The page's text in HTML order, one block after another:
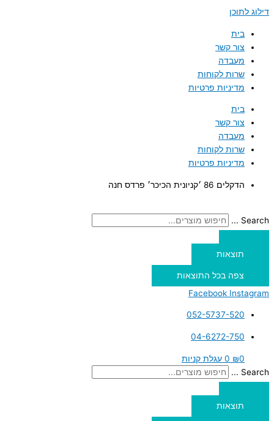
דילוג לתוכן
בית
צור קשר
מעבדה
שרות לקוחות
מדיניות פרטיות
בית
צור קשר
מעבדה
שרות לקוחות
מדיניות פרטיות
הדקלים 86 ׳קניונית הכיכר׳ פרדס חנה
Search ...
תוצאות
צפה בכל התוצאות
Facebook Instagram
052-5737-520
04-6272-750
₪0
0 עגלת קניות
Search ...
תוצאות